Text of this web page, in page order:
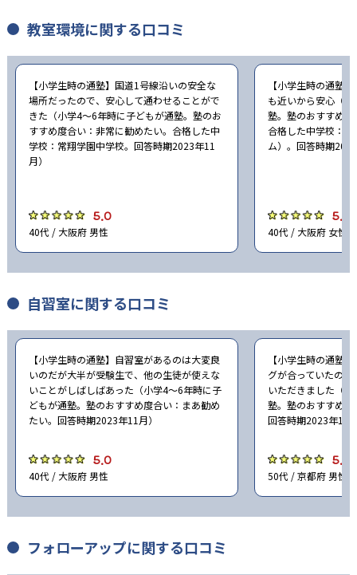
教室環境に関する口コミ
【小学生時の通塾】国道1号線沿いの安全な
場所だったので、安心して通わせることがで
きた（小学4〜6年時に子どもが通塾。塾のお
すすめ度合い：非常に勧めたい。合格した中
学校：常翔学園中学校。回答時期2023年11
月）
5.0
40代 / 大阪府 男性
【小学生時の通塾
も近いから安心（
塾。塾のおすすめ
合格した中学校：
ム）。回答時期
5.0
40代 / 大阪府 女性
自習室に関する口コミ
【小学生時の通塾】自習室があるのは大変良
いのだが大半が受験生で、他の生徒が使えな
いことがしばしばあった（小学4〜6年時に子
どもが通塾。塾のおすすめ度合い：まあ勧め
たい。回答時期2023年11月）
5.0
40代 / 大阪府 男性
【小学生時の通塾
グが合っていたの
いただきました（
塾。塾のおすすめ
回答時期2023年11
5.0
50代 / 京都府 男性
フォローアップに関する口コミ